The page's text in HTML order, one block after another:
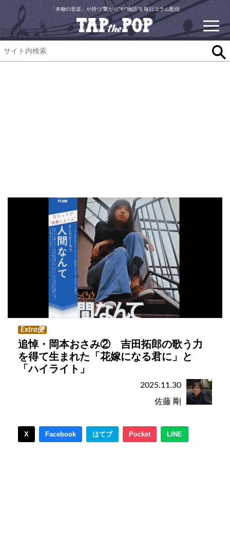
「本物の音楽」が持つ“繋がり”や“物語”を毎日コラム配信
Extra便
追悼・岡本おさみ② 吉田拓郎の歌う力
を得て生まれた「花嫁になる君に」と
「ハイライト」
2025.11.30
佐藤 剛
X Facebook はてブ Pocket LINE